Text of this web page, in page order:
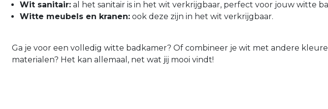
Wit sanitair: al het sanitair is in het wit verkrijgbaar, perfect voor jouw witte
Witte meubels en kranen: ook deze zijn in het wit verkrijgbaar.
Ga je voor een volledig witte badkamer? Of combineer je wit met andere
materialen? Het kan allemaal, net wat jij mooi vindt!